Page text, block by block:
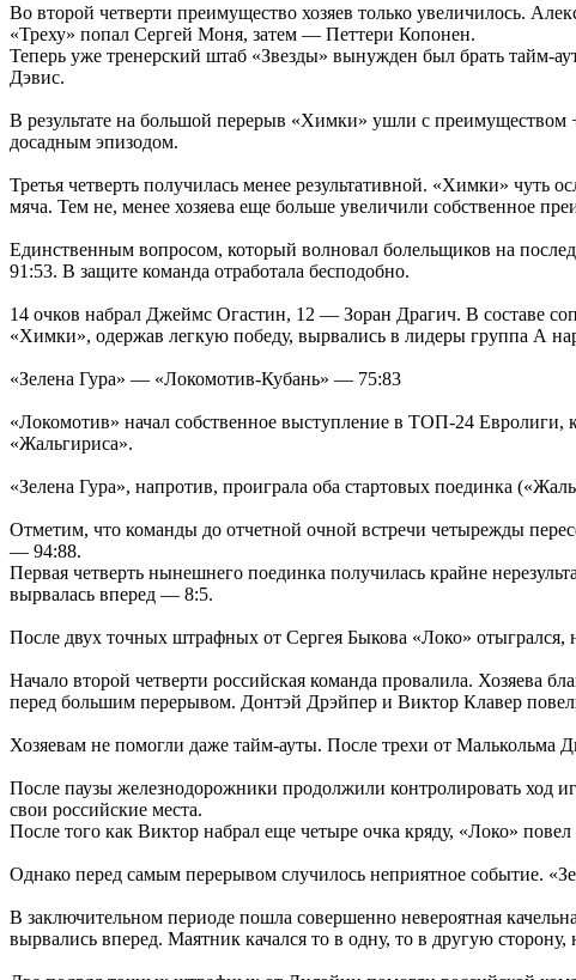
Во второй четверти преимущество хозяев только увеличилось.
«Треху» попал Сергей Моня, затем — Петтери Копонен.
Теперь уже тренерский штаб «Звезды» вынужден был брать тайм-
Дэвис.
В результате на большой перерыв «Химки» ушли с преимуществом
досадным эпизодом.
Третья четверть получилась менее результативной. «Химки» чуть
мяча. Тем не, менее хозяева еще больше увеличили собственное
Единственным вопросом, который волновал болельщиков на
91:53. В защите команда отработала бесподобно.
14 очков набрал Джеймс Огастин, 12 — Зоран Драгич. В составе
«Химки», одержав легкую победу, вырвались в лидеры группа А
«Зелена Гура» — «Локомотив-Кубань» — 75:83
«Локомотив» начал собственное выступление в ТОП-24 Евролиги,
«Жальгириса».
«Зелена Гура», напротив, проиграла оба стартовых поединка
Отметим, что команды до отчетной очной встречи четырежды
— 94:88.
Первая четверть нынешнего поединка получилась крайне
вырвалась вперед — 8:5.
После двух точных штрафных от Сергея Быкова «Локо» отыгрался,
Начало второй четверти российская команда провалила. Хозяева
перед большим перерывом. Донтэй Дрэйпер и Виктор Клавер
Хозяевам не помогли даже тайм-ауты. После трехи от
После паузы железнодорожники продолжили контролировать ход
свои российские места.
После того как Виктор набрал еще четыре очка кряду, «Локо»
Однако перед самым перерывом случилось неприятное событие.
В заключительном периоде пошла совершенно невероятная
вырвались вперед. Маятник качался то в одну, то в другую